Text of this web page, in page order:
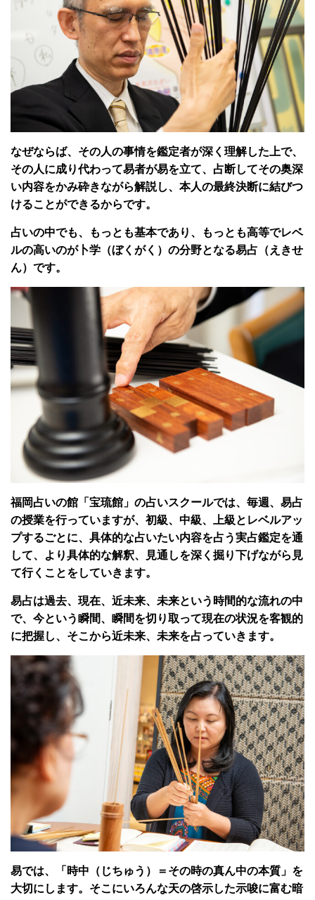
なぜならば、その人の事情を鑑定者が深く理解した上で、
その人に成り代わって易者が易を立て、占断してその奥深
い内容をかみ砕きながら解説し、本人の最終決断に結びつ
けることができるからです。
占いの中でも、もっとも基本であり、もっとも高等でレベ
ルの高いのが卜学（ぼくがく）の分野となる易占（えきせ
ん）です。
福岡占いの館「宝琉館」の占いスクールでは、毎週、易占
の授業を行っていますが、初級、中級、上級とレベルアッ
プするごとに、具体的な占いたい内容を占う実占鑑定を通
して、より具体的な解釈、見通しを深く掘り下げながら見
て行くことをしていきます。
易占は過去、現在、近未来、未来という時間的な流れの中
で、今という瞬間、瞬間を切り取って現在の状況を客観的
に把握し、そこから近未来、未来を占っていきます。
易では、「時中（じちゅう）＝その時の真ん中の本質」を
大切にします。そこにいろんな天の啓示した示唆に富む暗